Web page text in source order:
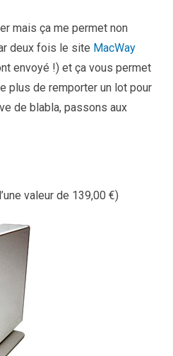
mais ça me permet non
deux fois le site MacWay
envoyé !) et ça vous permet
plus de remporter un lot pour
de blabla, passons aux
valeur de 139,00 €)